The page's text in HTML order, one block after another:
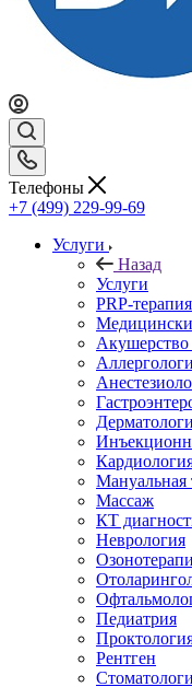
Телефоны
+7 (499) 229-99-69
Услуги
Назад
Услуги
PRP-
Акушерство
Мануальная
Массаж
КТ
Неврология
Педиатрия
Рентген